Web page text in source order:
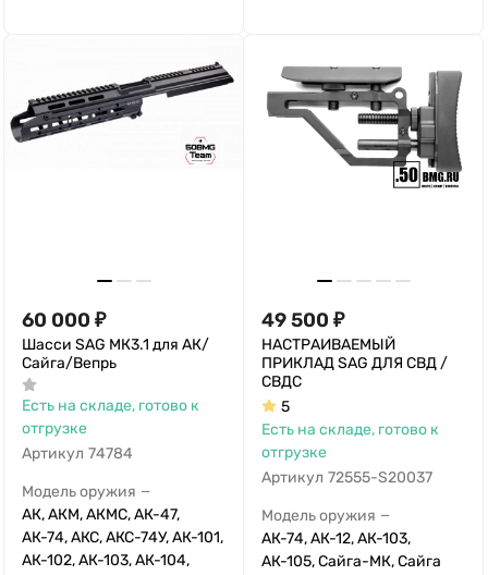
60 000 ₽
Шасси SAG МК3.1 для АК/
Сайга/Вепрь
Есть на складе, готово к
отгрузке
Артикул 74784
Модель оружия —
АК, АКМ, АКМС, АК-47,
АК-74, АКС, АКС-74У, АК-101,
АК-102, АК-103, АК-104,
49 500 ₽
НАСТРАИВАЕМЫЙ
ПРИКЛАД SAG ДЛЯ СВД /
СВДС
5
Есть на складе, готово к
отгрузке
Артикул 72555-S20037
Модель оружия —
АК-74, АК-12, АК-103,
АК-105, Сайга-МК, Сайга